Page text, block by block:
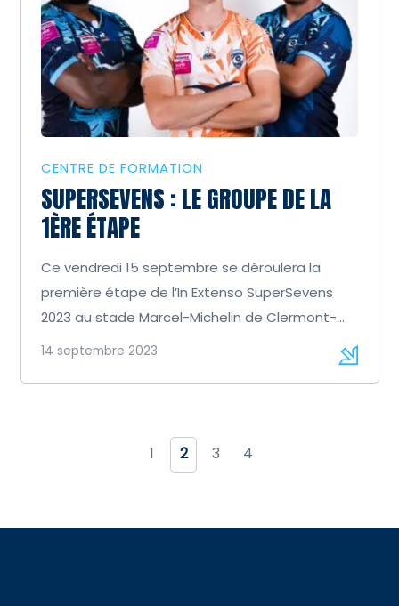
CENTRE DE FORMATION
SUPERSEVENS : LE GROUPE DE LA
1ÈRE ÉTAPE
Ce vendredi 15 septembre se déroulera la
première étape de l’In Extenso SuperSevens
2023 au stade Marcel-Michelin de Clermont-
Ferrand. Nos […]
14 septembre 2023
1 2 3 4